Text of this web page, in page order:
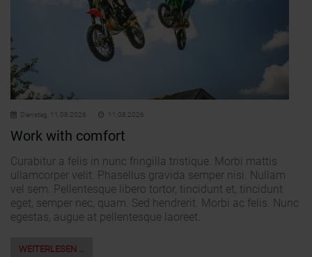
Dienstag, 11.08.2026 11.08.2026
Work with comfort
Curabitur a felis in nunc fringilla tristique. Morbi mattis
ullamcorper velit. Phasellus gravida semper nisi. Nullam
vel sem. Pellentesque libero tortor, tincidunt et, tincidunt
eget, semper nec, quam. Sed hendrerit. Morbi ac felis. Nunc
egestas, augue at pellentesque laoreet.
WEITERLESEN …